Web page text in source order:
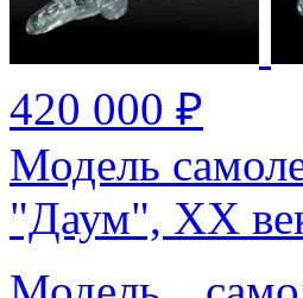
420 000 ₽
Модель
"Даум", XX